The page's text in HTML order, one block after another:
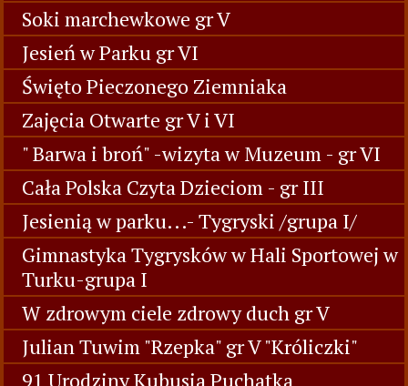
Soki marchewkowe gr V
Jesień w Parku gr VI
Święto Pieczonego Ziemniaka
Zajęcia Otwarte gr V i VI
" Barwa i broń" -wizyta w Muzeum - gr VI
Cała Polska Czyta Dzieciom - gr III
Jesienią w parku...- Tygryski /grupa I/
Gimnastyka Tygrysków w Hali Sportowej w
Turku-grupa I
W zdrowym ciele zdrowy duch gr V
Julian Tuwim "Rzepka" gr V "Króliczki"
91 Urodziny Kubusia Puchatka